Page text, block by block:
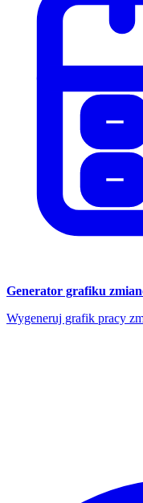
Generator grafiku
Wygeneruj grafik pracy